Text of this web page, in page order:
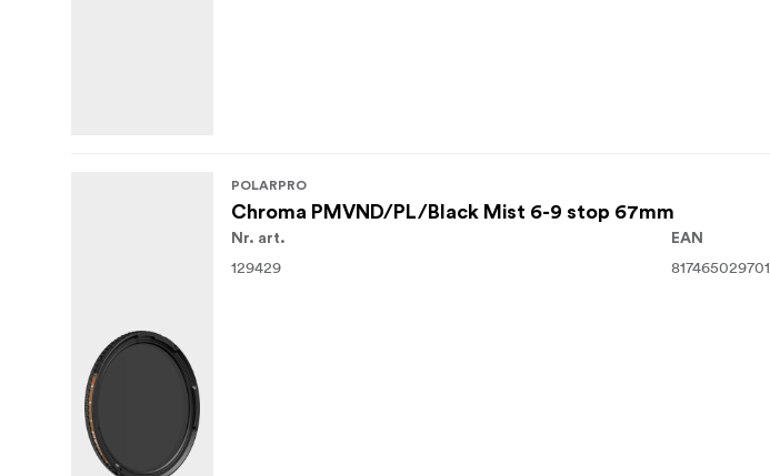
POLARPRO
Chroma PMVND/PL/Black Mist 6-9 stop 67mm
Nr. art.
129429
EAN
817465029701